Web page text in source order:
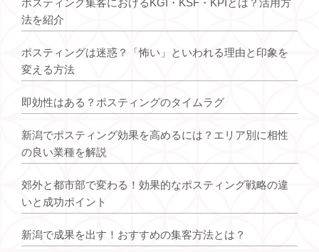
ポスティング集客におけるKGI・KSF・KPIとは？活用方
法を紹介
ポスティングは迷惑？「怖い」といわれる理由と印象を
変える方法
即効性はある？ポスティングのタイムラグ
新潟でポスティング効果を高めるには？エリア別に相性
の良い業種を解説
郊外と都市部で変わる！効果的なポスティング戦略の違
いと成功ポイント
新潟で成果を出す！おすすめの集客方法とは？